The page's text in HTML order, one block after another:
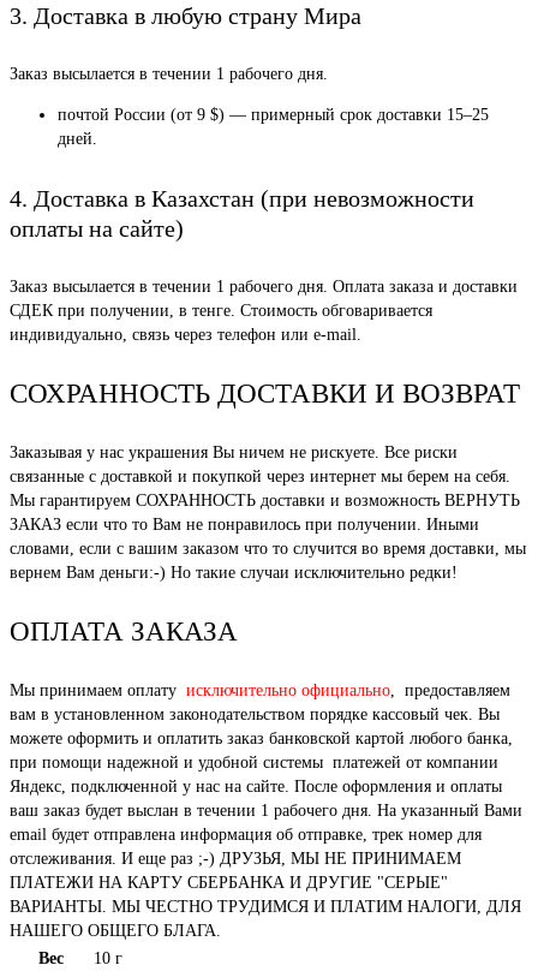
3. Доставка в любую страну Мира
Заказ высылается в течении 1 рабочего дня.
почтой России (от 9 $) — примерный срок доставки 15–25
дней.
4. Доставка в Казахстан (при невозможности
оплаты на сайте)
Заказ высылается в течении 1 рабочего дня. Оплата заказа и доставки
СДЕК при получении, в тенге. Стоимость обговаривается
индивидуально, связь через телефон или e-mail.
СОХРАННОСТЬ ДОСТАВКИ И ВОЗВРАТ
Заказывая у нас украшения Вы ничем не рискуете. Все риски
связанные с доставкой и покупкой через интернет мы берем на себя.
Мы гарантируем СОХРАННОСТЬ доставки и возможность ВЕРНУТЬ
ЗАКАЗ если что то Вам не понравилось при получении. Иными
словами, если с вашим заказом что то случится во время доставки, мы
вернем Вам деньги:-) Но такие случаи исключительно редки!
ОПЛАТА ЗАКАЗА
Мы принимаем оплату исключительно официально, предоставляем
вам в установленном законодательством порядке кассовый чек. Вы
можете оформить и оплатить заказ банковской картой любого банка,
при помощи надежной и удобной системы платежей от компании
Яндекс, подключенной у нас на сайте. После оформления и оплаты
ваш заказ будет выслан в течении 1 рабочего дня. На указанный Вами
email будет отправлена информация об отправке, трек номер для
отслеживания. И еще раз ;-) ДРУЗЬЯ, МЫ НЕ ПРИНИМАЕМ
ПЛАТЕЖИ НА КАРТУ СБЕРБАНКА И ДРУГИЕ "СЕРЫЕ"
ВАРИАНТЫ. МЫ ЧЕСТНО ТРУДИМСЯ И ПЛАТИМ НАЛОГИ, ДЛЯ
НАШЕГО ОБЩЕГО БЛАГА.
Вес
10 г